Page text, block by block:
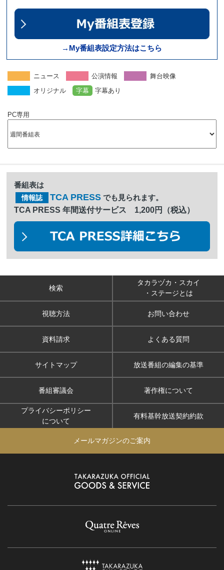
→My番組表設定方法はこちら
ニュース 公演情報
舞台映像
オリジナル
字幕 字幕あり
PC専用
番組表は
情報誌 TCA PRESS でも見られます。
TCA PRESS 年間送付サービス 1,200円（税込）
検索
タカラヅカ・スカイ
・ステージとは
視聴方法 お問い合わせ
資料請求 よくある質問
サイトマップ 放送番組の編集の基準
番組審議会 著作権について
プライバシーポリシー
について
有料基幹放送契約約款
メールマガジンのご案内